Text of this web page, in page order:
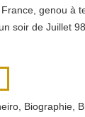
genou à
soir de Juillet
Biographie